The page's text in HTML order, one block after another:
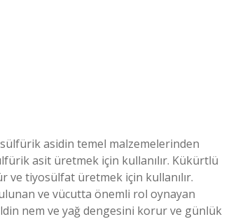
asidin temel malzemelerinden
asit üretmek için kullanılır. Kükürtlü
ve tiyosülfat üretmek için kullanılır.
ve vücutta önemli rol oynayan
nem ve yağ dengesini korur ve günlük